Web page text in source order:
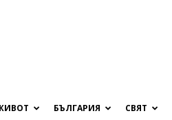
БЪЛГАРИЯ СВЯТ